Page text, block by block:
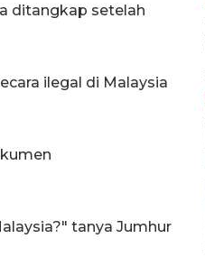
ditangkap setelah
ilegal di Malaysia
tanya Jumhur